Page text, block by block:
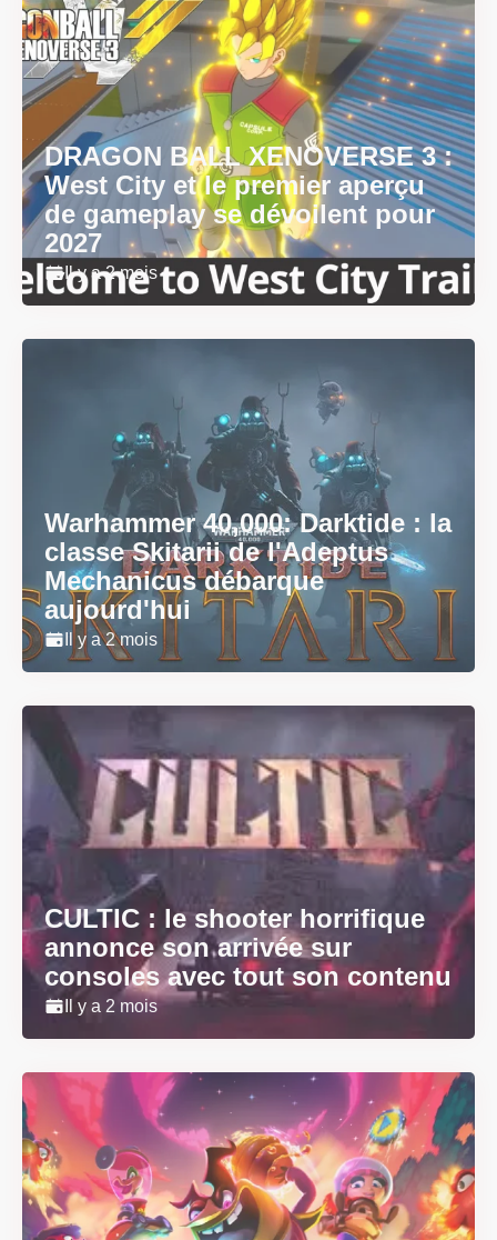
DRAGON BALL XENOVERSE 3 :
West City et le premier aperçu
de gameplay se dévoilent pour
2027
Il y a 2 mois
Warhammer 40,000: Darktide : la
classe Skitarii de l'Adeptus
Mechanicus débarque
aujourd'hui
Il y a 2 mois
CULTIC : le shooter horrifique
annonce son arrivée sur
consoles avec tout son contenu
Il y a 2 mois